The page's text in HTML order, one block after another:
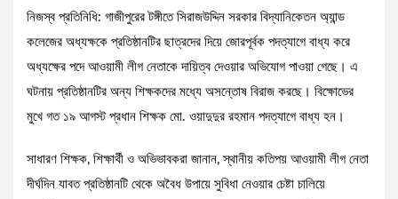
নিজস্ব প্রতিনিধি: গাজীপুরের টঙ্গীতে সিরাজউদ্দিন সরকার বিদ্যানিকেতন অ্যান্ড
কলেজের অধ্যক্ষকে প্রতিষ্ঠানটির ছাত্রদের দিয়ে জোরপূর্বক পদত্যাগে বাধ্য করে
অধ্যক্ষের পদে আওয়ামী লীগ নেতাকে দায়িত্ব দেওয়ার অভিযোগ পাওয়া গেছে। এ
ঘটনায় প্রতিষ্ঠানটির অন্য শিক্ষকদের মধ্যে অসন্তোষ বিরাজ করছে। বিক্ষোভের
মুখে গত ১৯ আগস্ট প্রধান শিক্ষক মো. ওয়াদুদুর রহমান পদত্যাগে বাধ্য হন।
সাধারণ শিক্ষক, শিক্ষার্থী ও অভিভাবকরা জানান, স্থানীয় কতিপয় আওয়ামী লীগ নেতা
দীর্ঘদিন যাবত প্রতিষ্ঠানটি থেকে অবৈধ উপায়ে সুবিধা নেওয়ার চেষ্টা চালিয়ে